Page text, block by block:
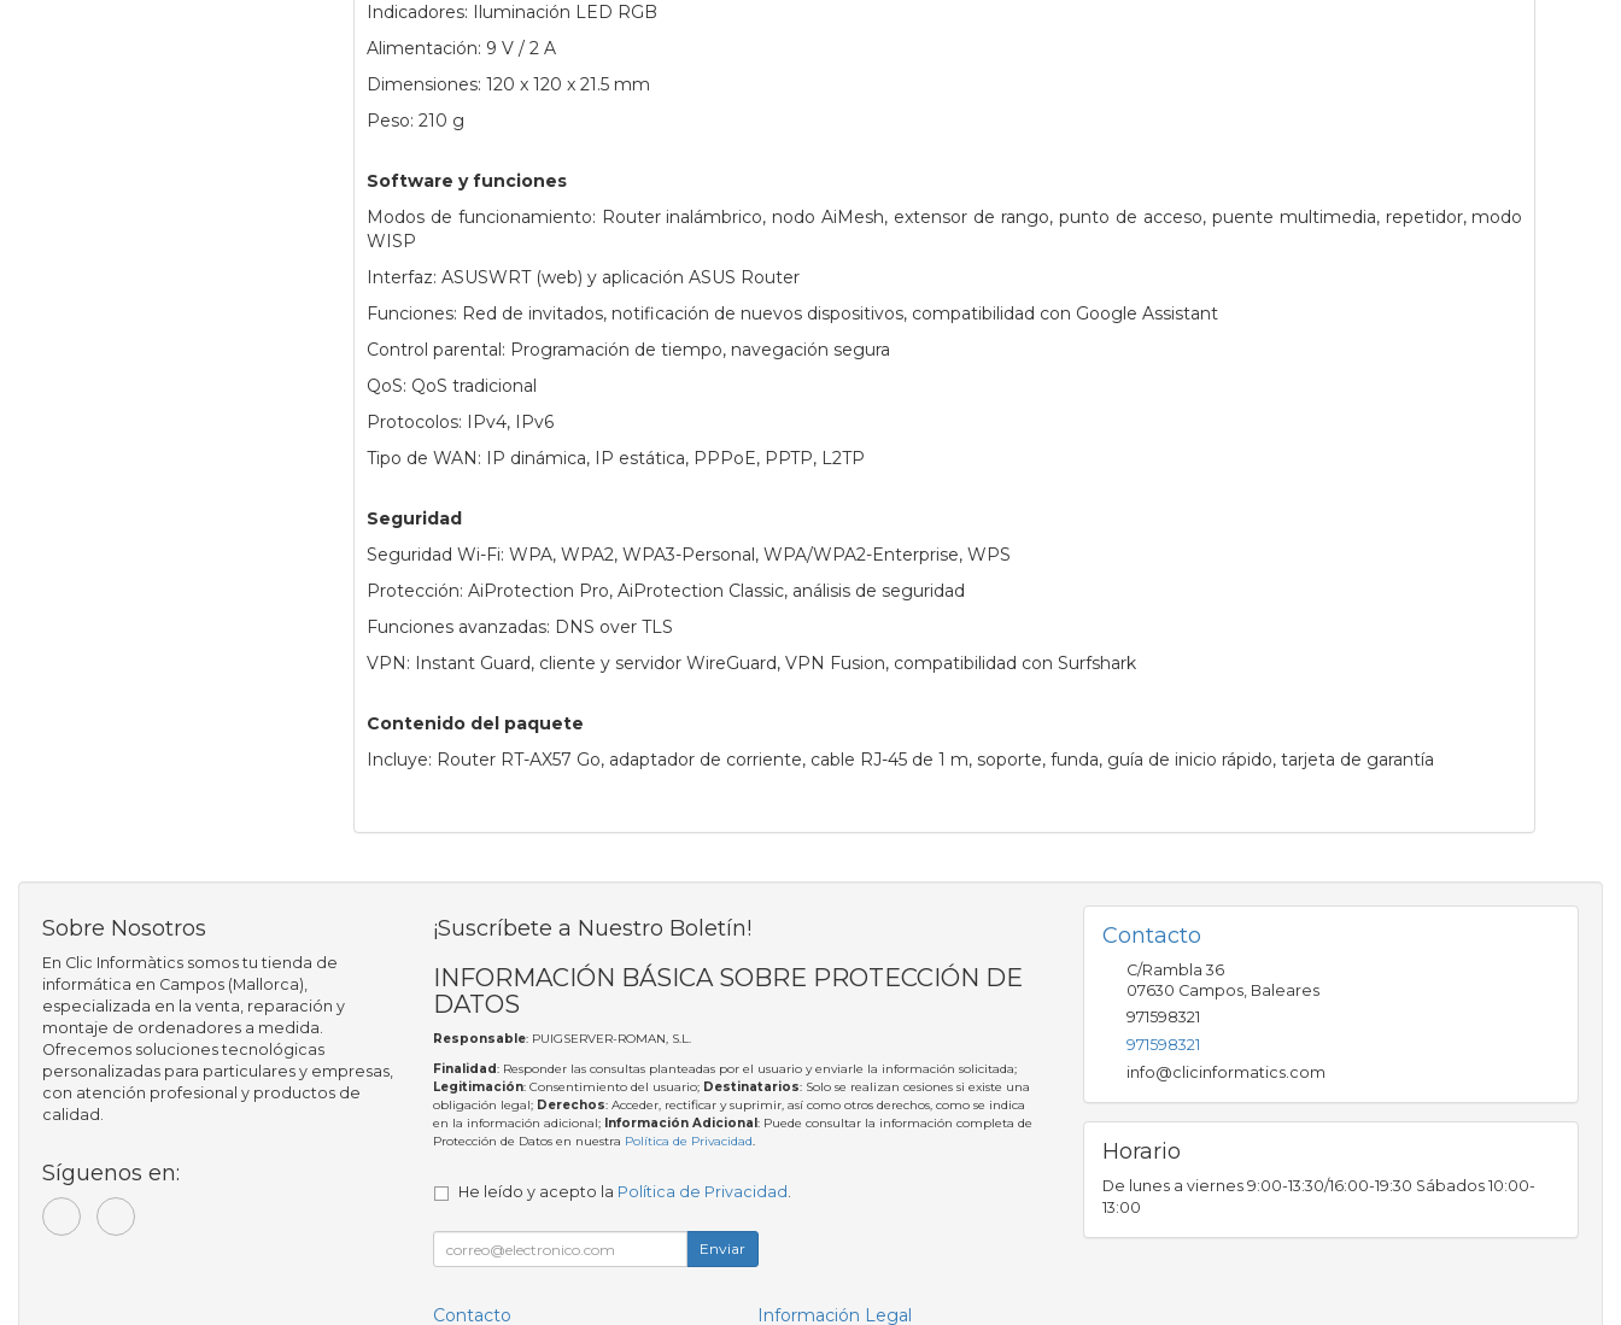
Indicadores: Iluminación LED RGB
Alimentación: 9 V / 2 A
Dimensiones: 120 x 120 x 21.5 mm
Peso: 210 g
Software y funciones
Modos de funcionamiento: Router inalámbrico, nodo AiMesh, extensor de rango, punto de acceso, puente multimedia, repetidor, modo
WISP
Interfaz: ASUSWRT (web) y aplicación ASUS Router
Funciones: Red de invitados, notificación de nuevos dispositivos, compatibilidad con Google Assistant
Control parental: Programación de tiempo, navegación segura
QoS: QoS tradicional
Protocolos: IPv4, IPv6
Tipo de WAN: IP dinámica, IP estática, PPPoE, PPTP, L2TP
Seguridad
Seguridad Wi-Fi: WPA, WPA2, WPA3-Personal, WPA/WPA2-Enterprise, WPS
Protección: AiProtection Pro, AiProtection Classic, análisis de seguridad
Funciones avanzadas: DNS over TLS
VPN: Instant Guard, cliente y servidor WireGuard, VPN Fusion, compatibilidad con Surfshark
Contenido del paquete
Incluye: Router RT-AX57 Go, adaptador de corriente, cable RJ-45 de 1 m, soporte, funda, guía de inicio rápido, tarjeta de garantía
Sobre Nosotros
En Clic Informàtics somos tu tienda de
informática en Campos (Mallorca),
especializada en la venta, reparación y
montaje de ordenadores a medida.
Ofrecemos soluciones tecnológicas
personalizadas para particulares y empresas,
con atención profesional y productos de
calidad.
Síguenos en:
¡Suscríbete a Nuestro Boletín!
INFORMACIÓN BÁSICA SOBRE PROTECCIÓN DE
DATOS
Responsable: PUIGSERVER-ROMAN, S.L.
Finalidad: Responder las consultas planteadas por el usuario y enviarle la información solicitada;
Legitimación: Consentimiento del usuario; Destinatarios: Solo se realizan cesiones si existe una
obligación legal; Derechos: Acceder, rectificar y suprimir, así como otros derechos, como se indica
en la información adicional; Información Adicional : Puede consultar la información completa de
Protección de Datos en nuestra Política de Privacidad.
He leído y acepto la Política de Privacidad .
Enviar
Contacto Información Legal
Contacto
C/Rambla 36
07630 Campos, Baleares
971598321
971598321
info@clicinformatics.com
Horario
De lunes a viernes 9:00-13:30/16:00-19:30 Sábados 10:00-
13:00